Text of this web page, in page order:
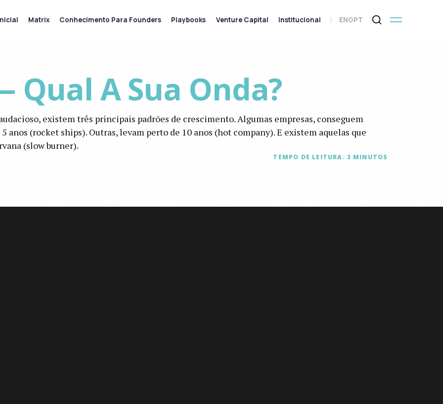
Qual A Sua Onda?
existem três principais padrões de crescimento. Algumas empresas, conseguem
anos (rocket ships). Outras, levam perto de 10 anos (hot company). E existem aquelas que
(slow burner).
TEMPO DE LEITURA: 3 MINUTOS
Matrix Conhecimento Para Founders Playbooks Venture Capital Institucional ENGPT